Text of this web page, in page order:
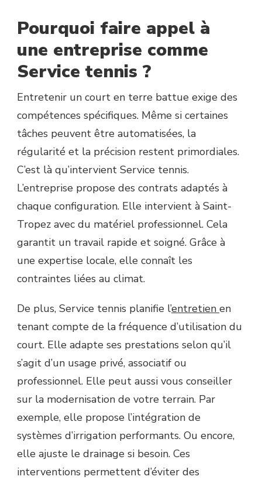
Pourquoi faire appel à
une entreprise comme
Service tennis ?
Entretenir un court en terre battue exige des
compétences spécifiques. Même si certaines
tâches peuvent être automatisées, la
régularité et la précision restent primordiales.
C’est là qu’intervient Service tennis.
L’entreprise propose des contrats adaptés à
chaque configuration. Elle intervient à Saint-
Tropez avec du matériel professionnel. Cela
garantit un travail rapide et soigné. Grâce à
une expertise locale, elle connaît les
contraintes liées au climat.
De plus, Service tennis planifie l’entretien en
tenant compte de la fréquence d’utilisation du
court. Elle adapte ses prestations selon qu’il
s’agit d’un usage privé, associatif ou
professionnel. Elle peut aussi vous conseiller
sur la modernisation de votre terrain. Par
exemple, elle propose l’intégration de
systèmes d’irrigation performants. Ou encore,
elle ajuste le drainage si besoin. Ces
interventions permettent d’éviter des